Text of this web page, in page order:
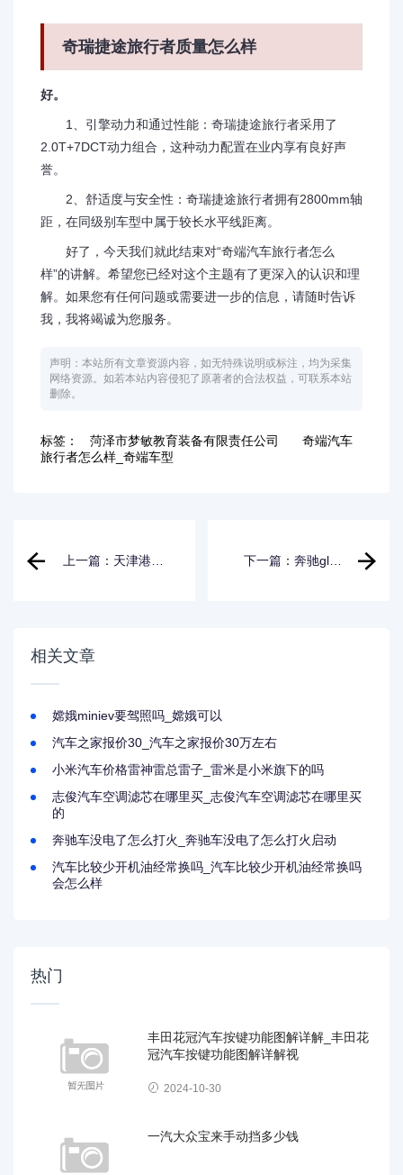
奇瑞捷途旅行者质量怎么样
好。
1、引擎动力和通过性能：奇瑞捷途旅行者采用了
2.0T+7DCT动力组合，这种动力配置在业内享有良好声
誉。
2、舒适度与安全性：奇瑞捷途旅行者拥有2800mm轴
距，在同级别车型中属于较长水平线距离。
好了，今天我们就此结束对“奇端汽车旅行者怎么
样”的讲解。希望您已经对这个主题有了更深入的认识和理
解。如果您有任何问题或需要进一步的信息，请随时告诉
我，我将竭诚为您服务。
声明：本站所有文章资源内容，如无特殊说明或标注，均为采集
网络资源。如若本站内容侵犯了原著者的合法权益，可联系本站
删除。
标签： 菏泽市梦敏教育装备有限责任公司
奇端汽车
旅行者怎么样_奇端车型
上一篇：天津港汽
下一篇：奔驰gls
相关文章
嫦娥miniev要驾照吗_嫦娥可以
汽车之家报价30_汽车之家报价30万左右
小米汽车价格雷神雷总雷子_雷米是小米旗下的吗
志俊汽车空调滤芯在哪里买_志俊汽车空调滤芯在哪里买
的
奔驰车没电了怎么打火_奔驰车没电了怎么打火启动
汽车比较少开机油经常换吗_汽车比较少开机油经常换吗
会怎么样
热门
丰田花冠汽车按键功能图解详解_丰田花
冠汽车按键功能图解详解视
2024-10-30
一汽大众宝来手动挡多少钱